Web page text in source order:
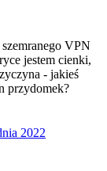
szemranego VPN
jestem cienki,
- jakieś
przydomek?
2022